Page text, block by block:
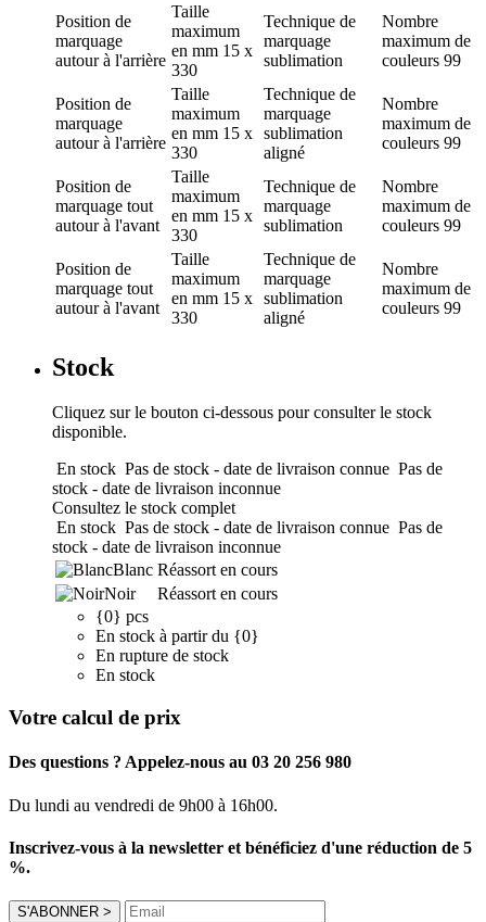
Position de
marquage
autour à l'arrière
Taille
maximum
en mm 15 x
330
Technique de
marquage
sublimation
Nombre
maximum de
couleurs 99
Position de
marquage
autour à l'arrière
Taille
maximum
en mm 15 x
330
Technique de
marquage
sublimation
aligné
Nombre
maximum de
couleurs 99
Position de
marquage tout
autour à l'avant
Taille
maximum
en mm 15 x
330
Technique de
marquage
sublimation
Nombre
maximum de
couleurs 99
Position de
marquage tout
autour à l'avant
Taille
maximum
en mm 15 x
330
Technique de
marquage
sublimation
aligné
Nombre
maximum de
couleurs 99
Stock
Cliquez sur le bouton ci-dessous pour consulter le stock
disponible.
En stock Pas de stock - date de livraison connue Pas de
stock - date de livraison inconnue
Consultez le stock complet
En stock Pas de stock - date de livraison connue Pas de
stock - date de livraison inconnue
Blanc Réassort en cours
Noir
Réassort en cours
{0} pcs
En stock à partir du {0}
En rupture de stock
En stock
Votre calcul de prix
Des questions ? Appelez-nous au 03 20 256 980
Du lundi au vendredi de 9h00 à 16h00.
Inscrivez-vous à la newsletter et bénéficiez d'une réduction de 5
%.
S'ABONNER >